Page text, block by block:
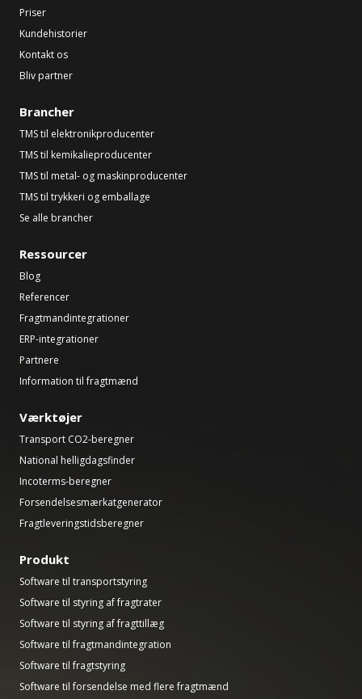
Priser
Kundehistorier
Kontakt os
Bliv partner
Brancher
TMS til elektronikproducenter
TMS til kemikalieproducenter
TMS til metal- og maskinproducenter
TMS til trykkeri og emballage
Se alle brancher
Ressourcer
Blog
Referencer
Fragtmandintegrationer
ERP-integrationer
Partnere
Information til fragtmænd
Værktøjer
Transport CO2-beregner
National helligdagsfinder
Incoterms-beregner
Forsendelsesmærkatgenerator
Fragtleveringstidsberegner
Produkt
Software til transportstyring
Software til styring af fragtrater
Software til styring af fragttillæg
Software til fragtmandintegration
Software til fragtstyring
Software til forsendelse med flere fragtmænd